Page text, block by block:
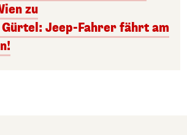
zu
Jeep-Fahrer fährt am